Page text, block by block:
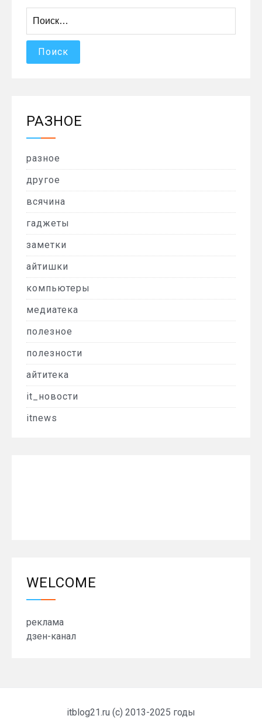
РАЗНОЕ
разное
другое
всячина
гаджеты
заметки
айтишки
компьютеры
медиатека
полезное
полезности
айтитека
it_новости
itnews
WELCOME
реклама
дзен-канал
itblog21.ru (c) 2013-2025 годы